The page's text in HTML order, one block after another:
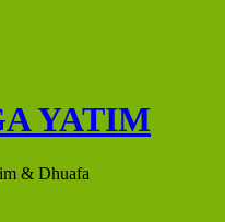
YATIM
& Dhuafa